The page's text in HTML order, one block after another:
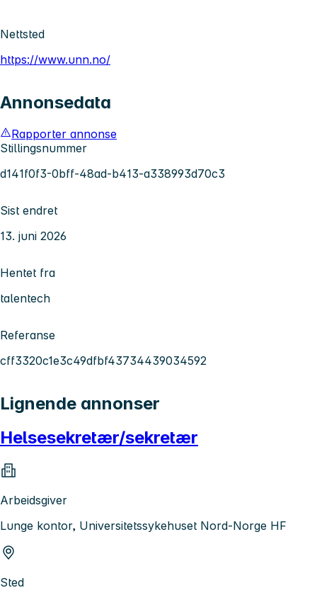
Nettsted
https://www.unn.no/
Annonsedata
Rapporter annonse
Stillingsnummer
d141f0f3-0bff-48ad-b413-a338993d70c3
Sist endret
13. juni 2026
Hentet fra
talentech
Referanse
cff3320c1e3c49dfbf43734439034592
Lignende annonser
Helsesekretær/sekretær
Arbeidsgiver
Lunge kontor, Universitetssykehuset Nord-Norge HF
Sted